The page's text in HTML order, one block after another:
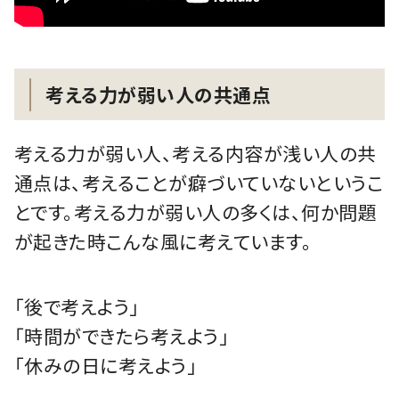
考える力が弱い人の共通点
考える力が弱い人、考える内容が浅い人の共
通点は、考えることが癖づいていないというこ
とです。考える力が弱い人の多くは、何か問題
が起きた時こんな風に考えています。
「後で考えよう」
「時間ができたら考えよう」
「休みの日に考えよう」